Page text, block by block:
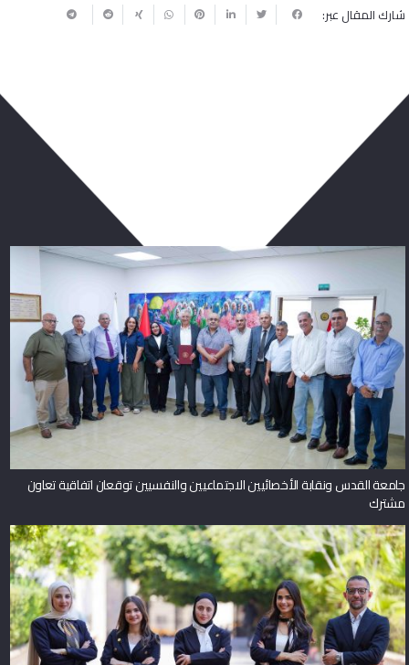
شارك المقال عبر:
جامعة القدس ونقابة الأخصائيين الاجتماعيين والنفسيين توقعان اتفاقية تعاون
مشترك